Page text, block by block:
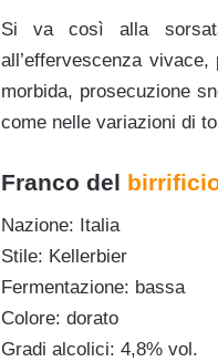
Si va così alla
all’effervescenza
morbida, prosecuzione
come nelle variazioni di
Franco del
Nazione: Italia
Stile: Kellerbier
Fermentazione: bassa
Colore: dorato
Gradi alcolici: 4,8% vol.